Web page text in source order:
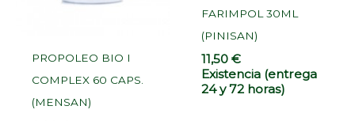
PROPOLEO BIO I
COMPLEX 60 CAPS.
(MENSAN)
FARIMPOL 30ML
(PINISAN)
11,50€
Existencia (entrega
24 y 72 horas)